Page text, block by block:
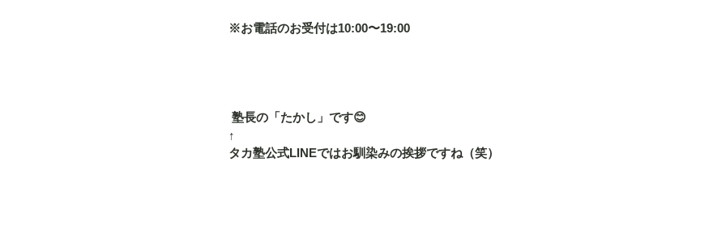
※お電話のお受付は10:00〜19:00
塾長の「たかし」です😊
↑
タカ塾公式LINEではお馴染みの挨拶ですね（笑）